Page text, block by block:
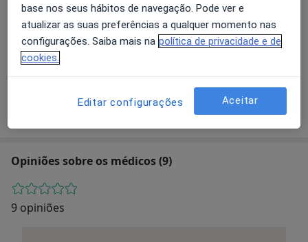
Ampliar o mapa
Rua das Olhalvas, Leiria 2410
Opiniões sobre os médicos (9)
9 opiniões
base nos seus hábitos de navegação. Pode ver e
atualizar as suas preferências a qualquer momento nas
configurações. Saiba mais na política de privacidade e de
cookies.
Editar configurações Aceitar